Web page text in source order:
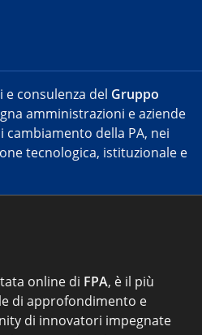
e consulenza del Gruppo
amministrazioni e aziende
della PA, nei
tecnologica, istituzionale e
online di FPA, è il più
di approfondimento e
di innovatori impegnate